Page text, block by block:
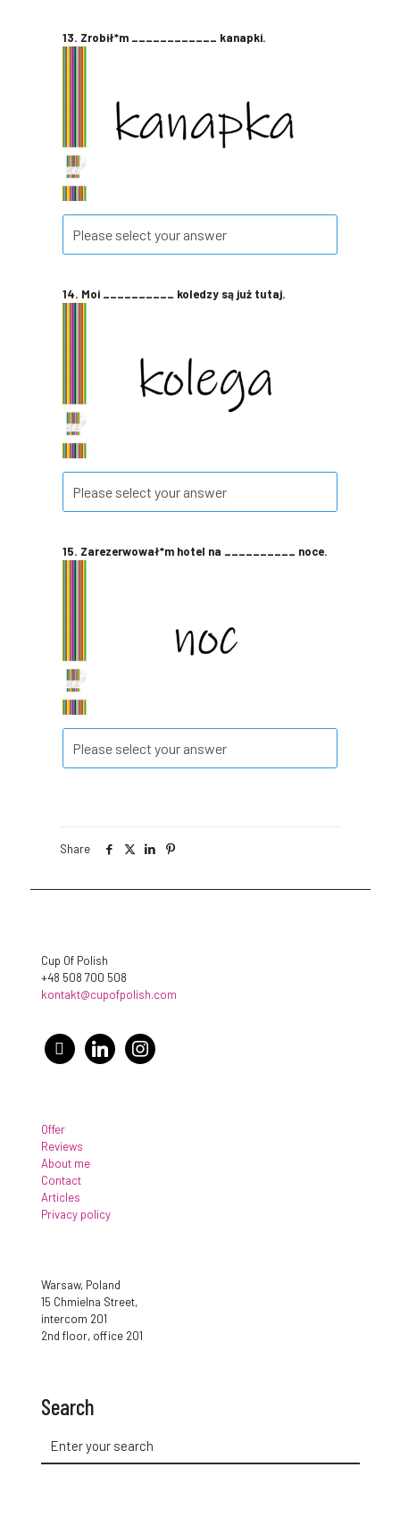
13. Zrobił*m ____________ kanapki.
14. Moi __________ koledzy są już tutaj.
15. Zarezerwował*m hotel na __________ noce.
Share
Cup Of Polish
+48 508 700 508
kontakt@cupofpolish.com
facebooklinkedin instagram
Offer
Reviews
About me
Contact
Articles
Privacy policy
Warsaw, Poland
15 Chmielna Street,
intercom 201
2nd floor, office 201
Search